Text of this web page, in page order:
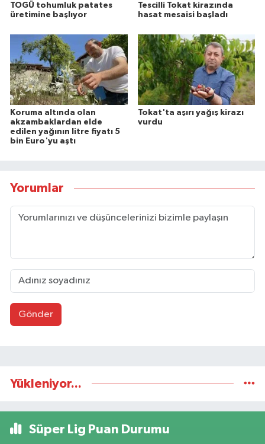
TOGÜ tohumluk patates
üretimine başlıyor
Tescilli Tokat kirazında
hasat mesaisi başladı
Koruma altında olan
akzambaklardan elde
edilen yağının litre fiyatı 5
bin Euro'yu aştı
Tokat'ta aşırı yağış kirazı
vurdu
Yorumlar
Gönder
Yükleniyor...
Süper Lig Puan Durumu